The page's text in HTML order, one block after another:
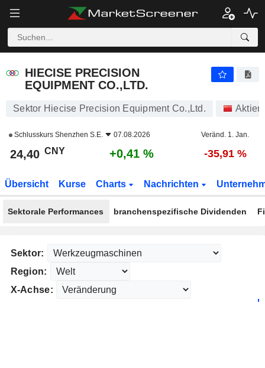
HIECISE PRECISION
EQUIPMENT CO.,LTD.
Sektor Hiecise Precision Equipment Co.,Ltd. Aktien
Schlusskurs Shenzhen S.E. 07.08.2026 Veränd. 1. Jan.
24,40 CNY +0,41 % -35,91 %
Übersicht Kurse Charts Nachrichten
Sektorale Performances branchenspezifische Dividenden
Sektor:
Region:
X-Achse: